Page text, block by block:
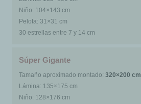
Niño: 104×143 cm
Pelota: 31×31 cm
30 estrellas entre 7 y 14 cm
Súper Gigante
Tamaño aproximado montado:320×200 cm
Lámina: 135×175 cm
Niño: 128×176 cm